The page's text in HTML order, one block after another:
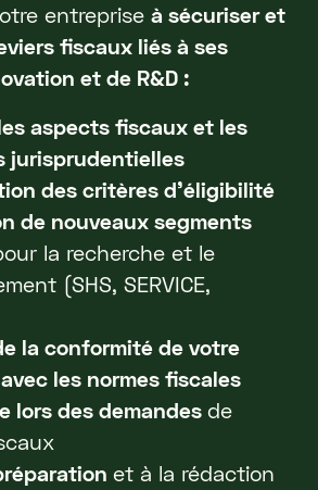
entreprise à sécuriser et
fiscaux liés à ses
et de R&D :
aspects fiscaux et les
jurisprudentielles
des critères d'éligibilité
de nouveaux segments
la recherche et le
(SHS, SERVICE,
la conformité de votre
les normes fiscales
lors des demandes de
et à la rédaction